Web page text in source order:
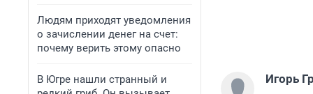
Людям приходят уведомления
о зачислении денег на счет:
почему верить этому опасно
В Югре нашли странный и
Игорь